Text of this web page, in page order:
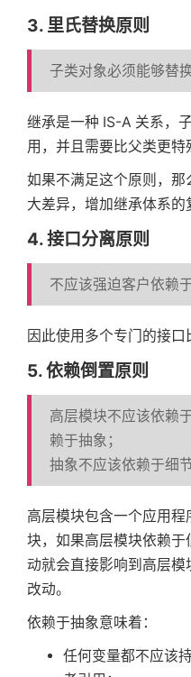
3. 里氏替换原则
子类对象必须能够替
继承是一种 IS-A 关系，
用，并且需要比父类更特
如果不满足这个原则，
大差异，增加继承体系的
4. 接口分离原则
不应该强迫客户依赖
因此使用多个专门的接口
5. 依赖倒置原则
高层模块不应该依赖
赖于抽象；
抽象不应该依赖于细
高层模块包含一个应用
块，如果高层模块依赖
动就会直接影响到高层
改动。
依赖于抽象意味着：
任何变量都不应该